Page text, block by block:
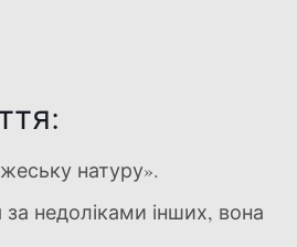
натуру».
недоліками інших, вона